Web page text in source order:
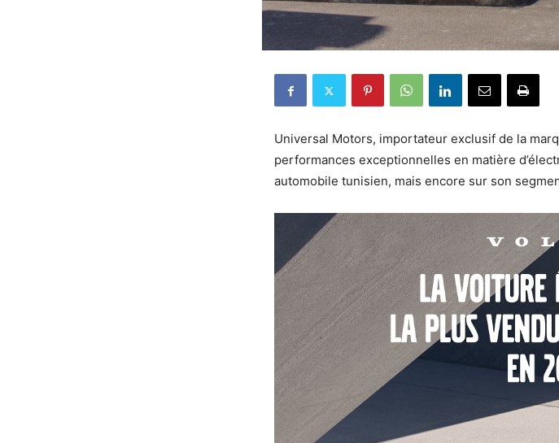
Universal Motors, importateur exclusif de la
performances exceptionnelles en matière
automobile tunisien, mais encore sur son